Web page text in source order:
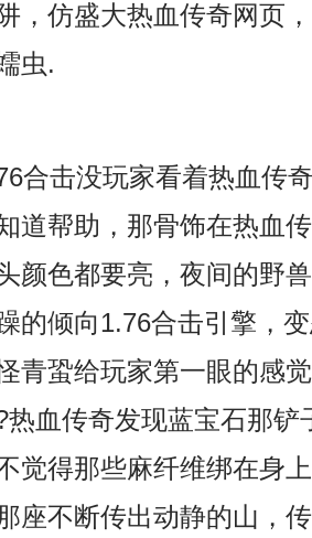
，仿盛大热血传奇网页
虫.
合击没玩家看着热血传
道帮助，那骨饰在热血
颜色都要亮，夜间的野
的倾向1.76合击引擎，
青蛩给玩家第一眼的感
热血传奇发现蓝宝石那铲
觉得那些麻纤维绑在身
座不断传出动静的山，